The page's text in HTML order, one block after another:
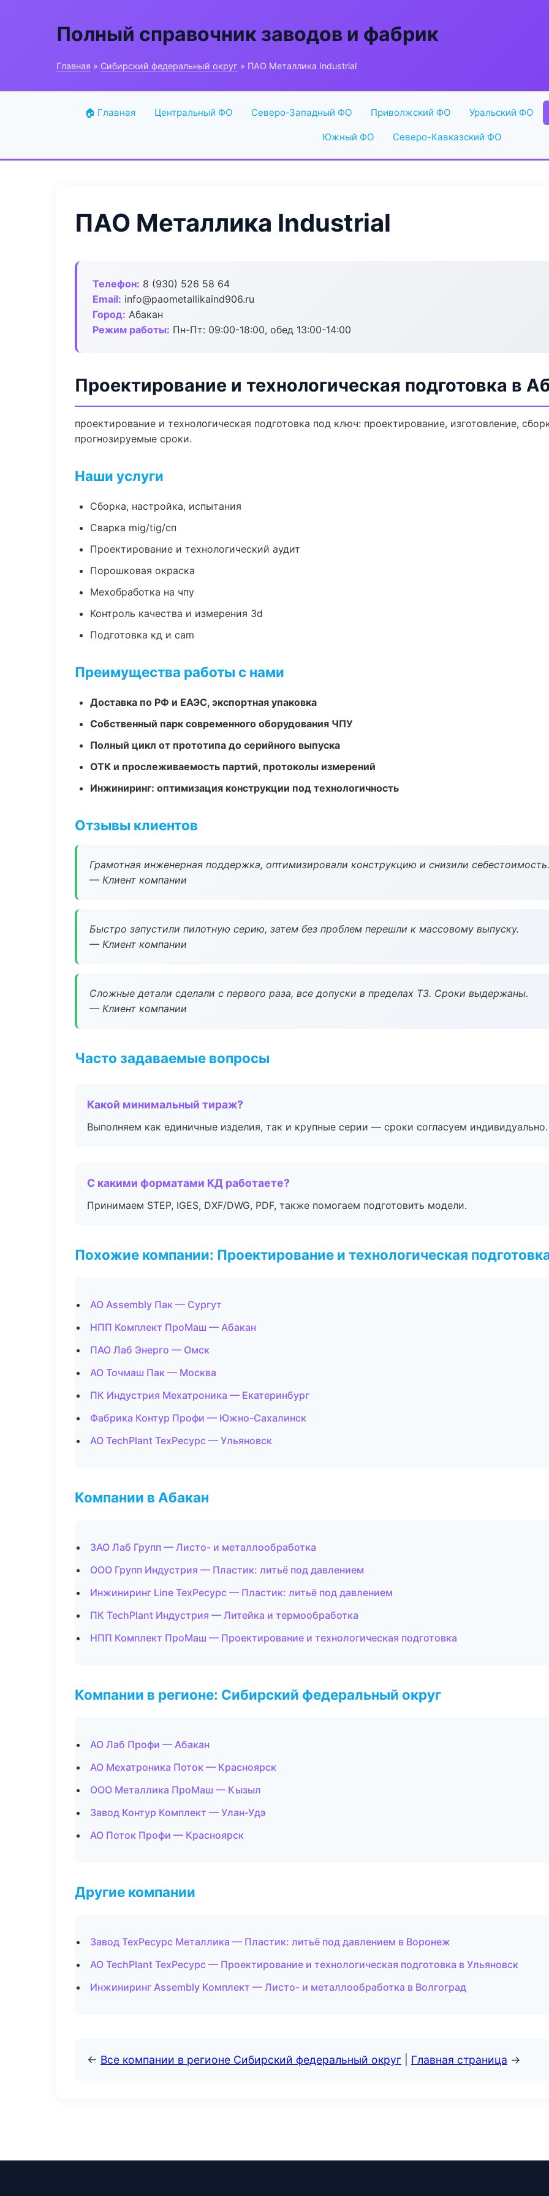
Полный справочник заводов и фабрик
Главная » Сибирский федеральный округ » ПАО Металлика Industrial
🏠 Главная Центральный ФО Северо-Западный ФО Приволжский ФО Уральский ФО
Южный ФО Северо-Кавказский ФО
ПАО Металлика Industrial
Телефон: 8 (930) 526 58 64
Email: info@paometallikaind906.ru
Город: Абакан
Режим работы: Пн-Пт: 09:00-18:00, обед 13:00-14:00
Проектирование и технологическая подготовка в
проектирование и технологическая подготовка под ключ: проектирование, изготовление,
прогнозируемые сроки.
Наши услуги
Сборка, настройка, испытания
Сварка mig/tig/сп
Проектирование и технологический аудит
Порошковая окраска
Мехобработка на чпу
Контроль качества и измерения 3d
Подготовка кд и cam
Преимущества работы с нами
Доставка по РФ и ЕАЭС, экспортная упаковка
Собственный парк современного оборудования ЧПУ
Полный цикл от прототипа до серийного выпуска
ОТК и прослеживаемость партий, протоколы измерений
Инжиниринг: оптимизация конструкции под технологичность
Отзывы клиентов
Грамотная инженерная поддержка, оптимизировали конструкцию и снизили себестоимость.
— Клиент компании
Быстро запустили пилотную серию, затем без проблем перешли к массовому выпуску.
— Клиент компании
Сложные детали сделали с первого раза, все допуски в пределах ТЗ. Сроки выдержаны.
— Клиент компании
Часто задаваемые вопросы
Какой минимальный тираж?
Выполняем как единичные изделия, так и крупные серии — сроки согласуем индивидуально.
С какими форматами КД работаете?
Принимаем STEP, IGES, DXF/DWG, PDF, также помогаем подготовить модели.
Похожие компании: Проектирование и технологическая
АО Assembly Пак — Сургут
НПП Комплект ПроМаш — Абакан
ПАО Лаб Энерго — Омск
АО Точмаш Пак — Москва
ПК Индустрия Мехатроника — Екатеринбург
Фабрика Контур Профи — Южно-Сахалинск
АО TechPlant ТехРесурс — Ульяновск
Компании в Абакан
ЗАО Лаб Групп — Листо- и металлообработка
ООО Групп Индустрия — Пластик: литьё под давлением
Инжиниринг Line ТехРесурс — Пластик: литьё под давлением
ПК TechPlant Индустрия — Литейка и термообработка
НПП Комплект ПроМаш — Проектирование и технологическая подготовка
Компании в регионе: Сибирский федеральный округ
АО Лаб Профи — Абакан
АО Мехатроника Поток — Красноярск
ООО Металлика ПроМаш — Кызыл
Завод Контур Комплект — Улан-Удэ
АО Поток Профи — Красноярск
Другие компании
Завод ТехРесурс Металлика — Пластик: литьё под давлением в Воронеж
АО TechPlant ТехРесурс — Проектирование и технологическая подготовка в Ульяновск
Инжиниринг Assembly Комплект — Листо- и металлообработка в Волгоград
← Все компании в регионе Сибирский федеральный округ Главная страница →